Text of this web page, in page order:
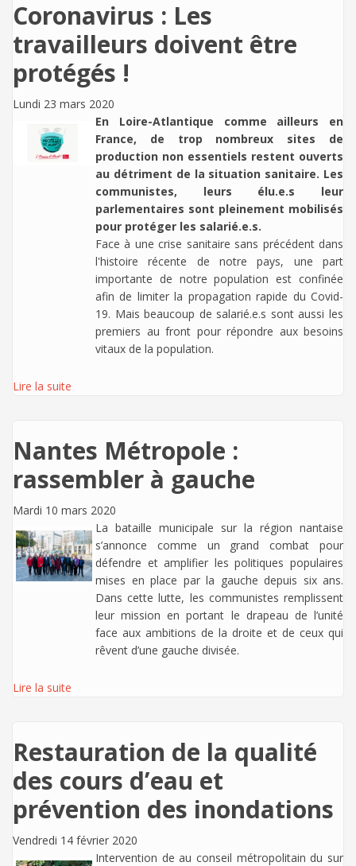
Coronavirus : Les
travailleurs doivent être
protégés !
Lundi 23 mars 2020
En Loire-Atlantique comme ailleurs en
France, de trop nombreux sites de
production non essentiels restent ouverts
au détriment de la situation sanitaire. Les
communistes, leurs élu.e.s leur
parlementaires sont pleinement mobilisés
pour protéger les salarié.e.s.
Face à une crise sanitaire sans précédent dans
l'histoire récente de notre pays, une part
importante de notre population est confinée
afin de limiter la propagation rapide du Covid-
19. Mais beaucoup de salarié.e.s sont aussi les
premiers au front pour répondre aux besoins
vitaux de la population.
Lire la suite
Nantes Métropole :
rassembler à gauche
Mardi 10 mars 2020
La bataille municipale sur la région nantaise
s’annonce comme un grand combat pour
défendre et amplifier les politiques populaires
mises en place par la gauche depuis six ans.
Dans cette lutte, les communistes remplissent
leur mission en portant le drapeau de l’unité
face aux ambitions de la droite et de ceux qui
rêvent d’une gauche divisée.
Lire la suite
Restauration de la qualité
des cours d’eau et
prévention des inondations
Vendredi 14 février 2020
Intervention deau conseil métropolitain du sur